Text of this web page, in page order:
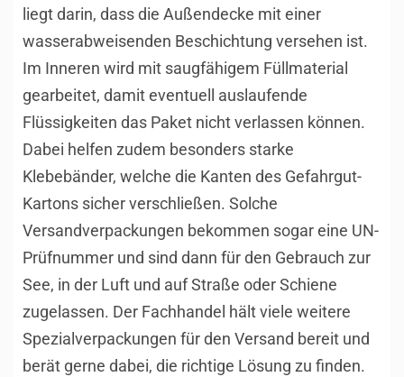
liegt darin, dass die Außendecke mit einer
wasserabweisenden Beschichtung versehen ist.
Im Inneren wird mit saugfähigem Füllmaterial
gearbeitet, damit eventuell auslaufende
Flüssigkeiten das Paket nicht verlassen können.
Dabei helfen zudem besonders starke
Klebebänder, welche die Kanten des Gefahrgut-
Kartons sicher verschließen. Solche
Versandverpackungen bekommen sogar eine UN-
Prüfnummer und sind dann für den Gebrauch zur
See, in der Luft und auf Straße oder Schiene
zugelassen. Der Fachhandel hält viele weitere
Spezialverpackungen für den Versand bereit und
berät gerne dabei, die richtige Lösung zu finden.